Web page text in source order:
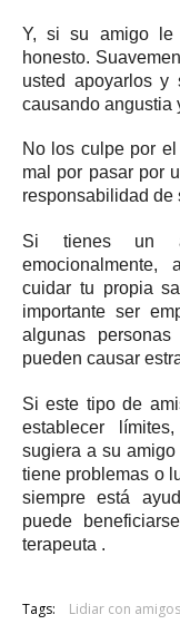
Y, si su amigo le
honesto.
usted apoyarlos
causando angustia
No los culpe por
mal por pasar por
responsabilidad de
Si tienes un
emocionalmente,
cuidar tu propia
importante ser
algunas
pueden causar
Si este tipo de
establecer
sugiera a su
tiene problemas o
siempre está
puede
terapeuta .
Tags: Lidiar con